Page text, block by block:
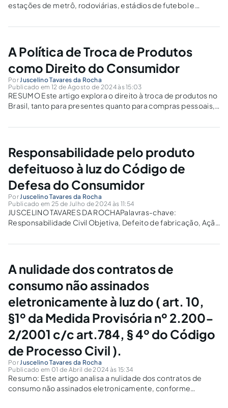
estações de metrô, rodoviárias, estádios de futebol e
que não existe lei federal regulamentando o ( Incisos: X, LVIII
A Política de Troca de Produtos
como Direito do Consumidor
PorJuscelino Tavares da Rocha
Publicado em 12 de Agosto de 2024 às 15:03
RESUMO Este artigo explora o direito à troca de produtos no
Brasil, tanto para presentes quanto para compras pessoais,
Código Civil Brasileiro. Destaca-se a transformação dos
Responsabilidade pelo produto
defeituoso à luz do Código de
Defesa do Consumidor
PorJuscelino Tavares da Rocha
Publicado em 25 de Julho de 2024 às 11:54
JUSCELINO TAVARES DA ROCHAPalavras-chave:
Responsabilidade Civil Objetiva, Defeito de fabricação, Ação
fornecedores, Produtos defeituosos, Segurança do
consumidor RESUMOEste artigo analisa a responsabilidade
civil objetiva dos fabricantes e fornecedores...
A nulidade dos contratos de
consumo não assinados
eletronicamente à luz do ( art. 10,
§1º da Medida Provisória nº 2.200-
2/2001 c/c art.784, § 4º do Código
de Processo Civil ).
PorJuscelino Tavares da Rocha
Publicado em 01 de Abril de 2024 às 15:34
Resumo: Este artigo analisa a nulidade dos contratos de
consumo não assinados eletronicamente, conforme